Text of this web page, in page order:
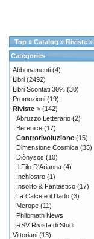
Top » Catalog » Riviste »
Categories
Abbonamenti (4)
Libri (2492)
Libri Scontati 30% (30)
Promozioni (19)
Riviste-> (142)
Abruzzo Letterario (2)
Berenice (17)
Controrivoluzione (15)
Dimensione Cosmica (35)
Diònysos (10)
Il Filo D'Arianna (4)
Inchiostro (1)
Insolito & Fantastico (17)
La Calce e il Dado (3)
Merope (11)
Philomath News
RSV Rivista di Studi
Vittoriani (13)